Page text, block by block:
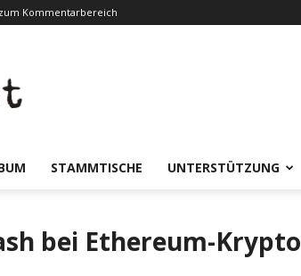
Kommentarbereich
STAMMTISCHE UNTERSTÜTZUNG
bei Ethereum-Krypto